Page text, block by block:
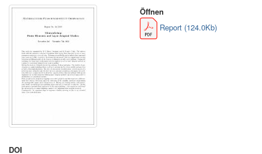
Öffnen
Report (124.0Kb)
DOI